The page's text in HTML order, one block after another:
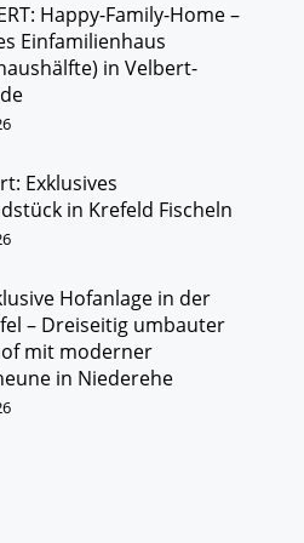
Happy-Family-Home –
Einfamilienhaus
in Velbert-
Exklusives
in Krefeld Fischeln
Hofanlage in der
– Dreiseitig umbauter
mit moderner
in Niederehe